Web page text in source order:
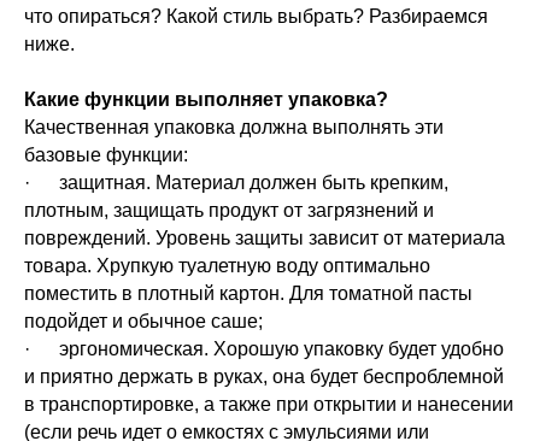
что опираться? Какой стиль выбрать? Разбираемся
ниже.
Какие функции выполняет упаковка?
Качественная упаковка должна выполнять эти
базовые функции:
· защитная. Материал должен быть крепким,
плотным, защищать продукт от загрязнений и
повреждений. Уровень защиты зависит от материала
товара. Хрупкую туалетную воду оптимально
поместить в плотный картон. Для томатной пасты
подойдет и обычное саше;
· эргономическая. Хорошую упаковку будет удобно
и приятно держать в руках, она будет беспроблемной
в транспортировке, а также при открытии и нанесении
(если речь идет о емкостях с эмульсиями или